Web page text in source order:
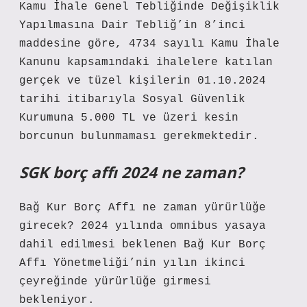
Kamu İhale Genel Tebliğinde Değişiklik
Yapılmasına Dair Tebliğ’in 8’inci
maddesine göre, 4734 sayılı Kamu İhale
Kanunu kapsamındaki ihalelere katılan
gerçek ve tüzel kişilerin 01.10.2024
tarihi itibarıyla Sosyal Güvenlik
Kurumuna 5.000 TL ve üzeri kesin
borcunun bulunmaması gerekmektedir.
SGK borç affı 2024 ne zaman?
Bağ Kur Borç Affı ne zaman yürürlüğe
girecek? 2024 yılında omnibus yasaya
dahil edilmesi beklenen Bağ Kur Borç
Affı Yönetmeliği’nin yılın ikinci
çeyreğinde yürürlüğe girmesi
bekleniyor.